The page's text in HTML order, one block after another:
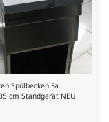
Spülbecken Fa.
cm Standgerät NEU